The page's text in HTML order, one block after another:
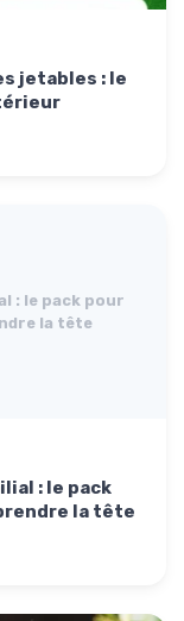
jetables : le
: le pack pour
la tête
: le pack
la tête